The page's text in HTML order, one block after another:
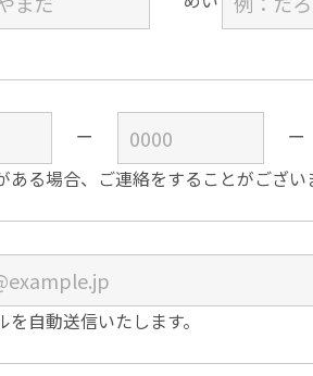
る場合、ご連絡をすることがござい
自動送信いたします。